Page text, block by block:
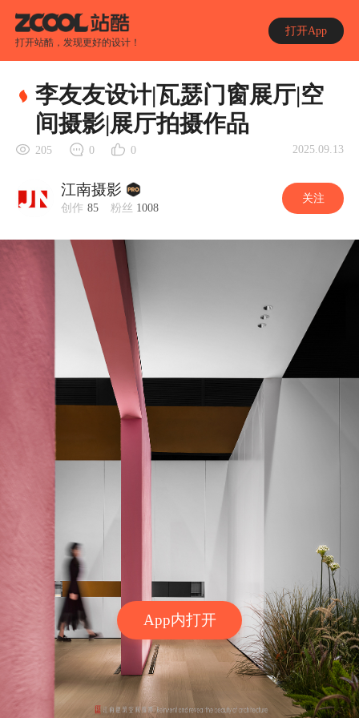
打开站酷，发现更好的设计！
打开App
App内打开
李友友设计|瓦瑟门窗展厅|空
间摄影|展厅拍摄作品
205 0 0 2025.09.13
江南摄影
创作 85 粉丝 1008
关注